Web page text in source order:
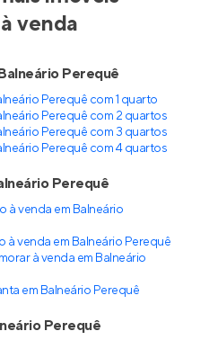
venda
Perequê
Perequê com 1 quarto
Perequê com 2 quartos
Perequê com 3 quartos
Perequê com 4 quartos
Perequê
à venda em Balneário
venda em Balneário Perequê
à venda em Balneário
em Balneário Perequê
Perequê